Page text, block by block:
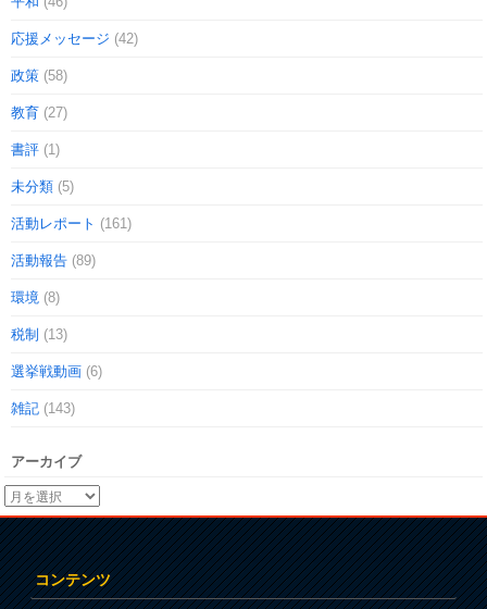
応援メッセージ (42)
政策 (58)
教育 (27)
書評 (1)
未分類 (5)
活動レポート (161)
活動報告 (89)
環境 (8)
税制 (13)
選挙戦動画 (6)
雑記 (143)
アーカイブ
コンテンツ